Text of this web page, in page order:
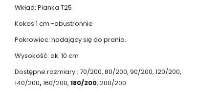
Wkład: Pianka T25
Kokos 1 cm -obustronnie
Pokrowiec: nadający się do prania.
Wysokość: ok. 10 cm
Dostępne rozmiary : 70/200, 80/200, 90/200, 120/200,
140/200, 160/200, 180/200, 200/200